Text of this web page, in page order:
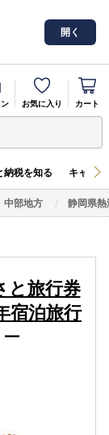
開く
お気に入り カート
納税を知る キャン
中部地方 静岡県熱
と旅行券
宿泊旅行